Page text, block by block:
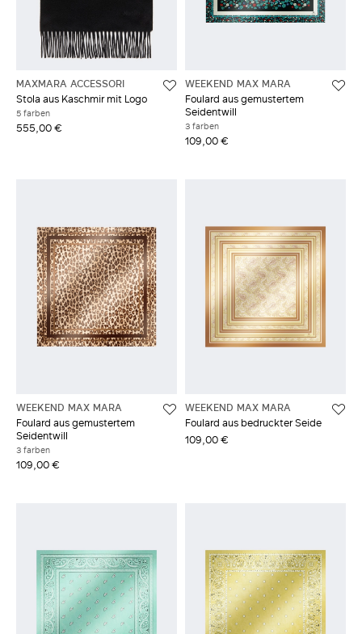
MAXMARA ACCESSORI
Stola aus Kaschmir mit Logo
5 farben
555,00 €
WEEKEND MAX MARA
Foulard aus gemustertem
Seidentwill
3 farben
109,00 €
WEEKEND MAX MARA
Foulard aus gemustertem
Seidentwill
3 farben
109,00 €
WEEKEND MAX MARA
Foulard aus bedruckter Seide
109,00 €